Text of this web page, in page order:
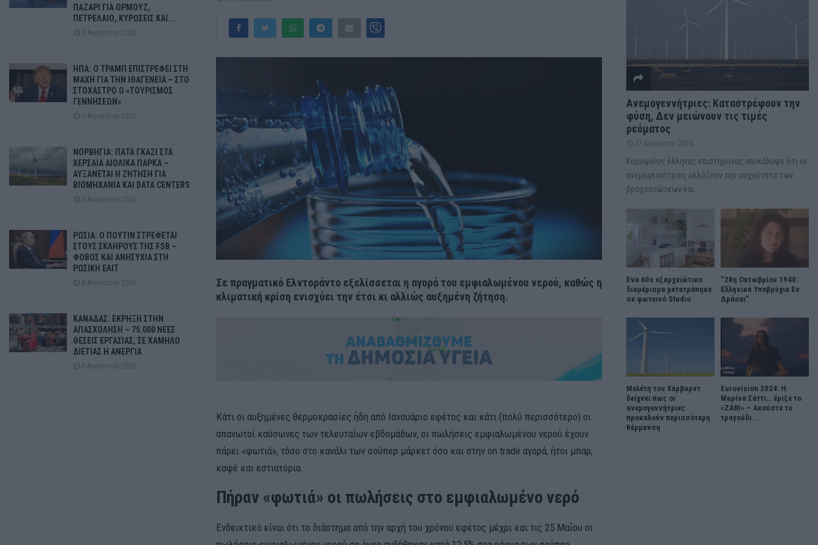
Σε πραγματικό Ελντοράντο εξελίσσεται η αγορά του εμφιαλωμένου νερού, καθώς η
κλιματική κρίση ενισχύει την έτσι κι αλλιώς αυξημένη ζήτηση.
Κάτι οι αυξημένες θερμοκρασίες ήδη από Ιανουάριο εφέτος και κάτι (πολύ περισσότερο) οι
απανωτοί καύσωνες των τελευταίων εβδομάδων, οι πωλήσεις εμφιαλωμένου νερού έχουν
πάρει «φωτιά», τόσο στο κανάλι των σούπερ μάρκετ όσο και στην on trade αγορά, ήτοι μπαρ,
καφέ και εστιατόρια.
Πήραν «φωτιά» οι πωλήσεις στο εμφιαλωμένο νερό
Ενδεικτικό είναι ότι το διάστημα από την αρχή του χρόνου εφέτος μέχρι και τις 25 Μαΐου οι
ΠΑΖΑΡΙ ΓΙΑ ΟΡΜΟΥΖ,
ΠΕΤΡΕΛΑΙΟ, ΚΥΡΩΣΕΙΣ ΚΑΙ...
9 Αυγούστου 2026
ΗΠΑ: Ο ΤΡΑΜΠ ΕΠΙΣΤΡΕΦΕΙ ΣΤΗ
ΜΑΧΗ ΓΙΑ ΤΗΝ ΙΘΑΓΕΝΕΙΑ – ΣΤΟ
ΣΤΟΧΑΣΤΡΟ Ο «ΤΟΥΡΙΣΜΟΣ
ΓΕΝΝΗΣΕΩΝ»
9 Αυγούστου 2026
ΝΟΡΒΗΓΙΑ: ΠΑΤΑ ΓΚΑΖΙ ΣΤΑ
ΧΕΡΣΑΙΑ ΑΙΟΛΙΚΑ ΠΑΡΚΑ –
ΑΥΞΑΝΕΤΑΙ Η ΖΗΤΗΣΗ ΓΙΑ
ΒΙΟΜΗΧΑΝΙΑ ΚΑΙ DATA CENTERS
8 Αυγούστου 2026
ΡΩΣΙΑ: Ο ΠΟΥΤΙΝ ΣΤΡΕΦΕΤΑΙ
ΣΤΟΥΣ ΣΚΛΗΡΟΥΣ ΤΗΣ FSB –
ΦΟΒΟΣ ΚΑΙ ΑΝΗΣΥΧΙΑ ΣΤΗ
ΡΩΣΙΚΗ ΕΛΙΤ
8 Αυγούστου 2026
ΚΑΝΑΔΑΣ: ΕΚΡΗΞΗ ΣΤΗΝ
ΑΠΑΣΧΟΛΗΣΗ – 75.000 ΝΕΕΣ
ΘΕΣΕΙΣ ΕΡΓΑΣΙΑΣ, ΣΕ ΧΑΜΗΛΟ
ΔΙΕΤΙΑΣ Η ΑΝΕΡΓΙΑ
8 Αυγούστου 2026
Ανεμογεννήτριες: Καταστρέφουν την
φύση, Δεν μειώνουν τις τιμές
ρεύματος
17 Αυγούστου 2024
Κορυφαίος έλληνας επιστήμονας αποκάλυψε ότι οι
ανεμογεννήτριες αλλάζουν την συχνότητα των
βροχοπτώσεων και...
Ένα 60s εξαρχειώτικο
διαμέρισμα μετατράπηκε
σε φωτεινό Studio
“28η Οκτωβρίου 1940:
Ελληνικά Υποβρύχια Εν
Δράσει”
Μελέτη του Χάρβαρντ
δείχνει πως οι
ανεμογεννήτριες
προκαλούν περισσότερη
θέρμανση
Eurovision 2024: Η
Μαρίνα Σάττι… έριξε το
«ZARI» – Ακούστε το
τραγούδι...